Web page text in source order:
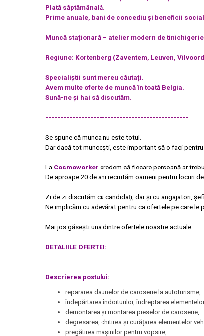
Plată săptămânală.
Prime anuale, bani de concediu și beneficii
Muncă staționară – atelier modern de
Regiune: Kortenberg (Zaventem, Leuven,
Specialiștii sunt mereu căutați.
Avem multe oferte de muncă în toată Belgia.
Sună-ne și hai să discutăm.
------------------------------------------------
Se spune că munca nu este totul.
Dar dacă tot muncești, este important să o faci
La Cosmoworker credem că fiecare persoană ar
De aproape 20 de ani recrutăm oameni pentru locuri
Zi de zi discutăm cu candidați, dar și cu angajatori,
Ne implicăm cu adevărat pentru ca ofertele pe care
Mai jos găsești una dintre ofertele noastre actuale.
DETALIILE OFERTEI:
Descrierea postului:
repararea daunelor de caroserie la autoturisme,
îndepărtarea îndoiturilor, îndreptarea
demontarea și montarea pieselor de caroserie,
degresarea, chitirea și curățarea elementelor
pregătirea mașinilor pentru vopsire,